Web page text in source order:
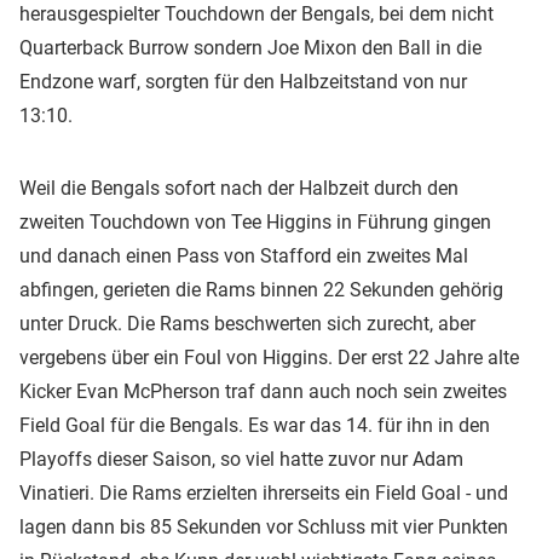
herausgespielter Touchdown der Bengals, bei dem nicht
Quarterback Burrow sondern Joe Mixon den Ball in die
Endzone warf, sorgten für den Halbzeitstand von nur
13:10.
Weil die Bengals sofort nach der Halbzeit durch den
zweiten Touchdown von Tee Higgins in Führung gingen
und danach einen Pass von Stafford ein zweites Mal
abfingen, gerieten die Rams binnen 22 Sekunden gehörig
unter Druck. Die Rams beschwerten sich zurecht, aber
vergebens über ein Foul von Higgins. Der erst 22 Jahre alte
Kicker Evan McPherson traf dann auch noch sein zweites
Field Goal für die Bengals. Es war das 14. für ihn in den
Playoffs dieser Saison, so viel hatte zuvor nur Adam
Vinatieri. Die Rams erzielten ihrerseits ein Field Goal - und
lagen dann bis 85 Sekunden vor Schluss mit vier Punkten